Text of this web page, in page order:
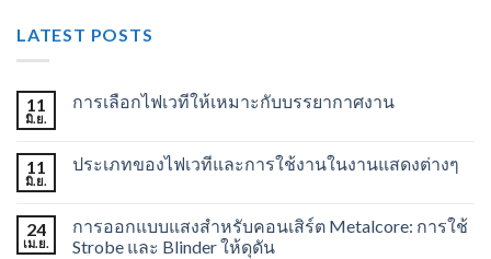
LATEST POSTS
11
มิ.ย.
การเลือกไฟเวทีให้เหมาะกับบรรยากาศงาน
11
มิ.ย.
ประเภทของไฟเวทีและการใช้งานในงานแสดงต่างๆ
24
เม.ย.
การออกแบบแสงสำหรับคอนเสิร์ต Metalcore: การใช้
Strobe และ Blinder ให้ดุดัน